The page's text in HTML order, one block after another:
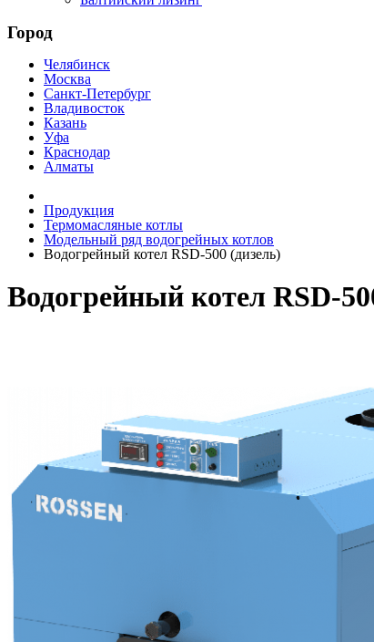
Город
Челябинск
Москва
Санкт-Петербург
Владивосток
Казань
Уфа
Краснодар
Алматы
Продукция
Термомасляные котлы
Модельный ряд водогрейных котлов
Водогрейный котел RSD-500 (дизель)
Водогрейный котел RSD-